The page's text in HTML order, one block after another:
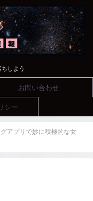
しよう
お問い合わせ
シー
アプリで妙に積極的な女